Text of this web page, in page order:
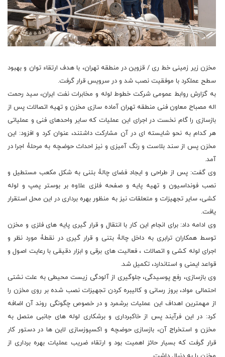
مخزن زیر زمینی خط ری / قزوین در منطقه تهران، با هدف ارتقاء توان و بهبود
سطح عملکرد با موفقیت نصب شد و در سرویس قرار گرفت.
به گزارش روابط عمومی شرکت خطوط لوله و مخابرات نفت ایران، سید رحمت
اله مصباح معاون فنی منطقه تهران آماده سازی مخزن و تهیه اتصالات پس از
بازسازی را گام نخست در اجرای این عملیات که سایر واحدهای فنی و عملیاتی
هر کدام به نحو شایسته ای در آن مشارکت داشتند، عنوان کرد و افزود: این
مخزن پس از سند بلاست و رنگ آمیزی و نیز احداث حوضچه به مرحلۀ اجرا در
آمد.
وی گفت: پس از طراحی و ایجاد فضای چالۀ بتنی به شکل مکعب مستطیل و
نصب فونداسیون و تهیه پایه و صفحه فلزی علاوه بر بوستر پمپ و لوله
کشی، سایر تجهیزات و متعلقات نیز به منظور بهره برداری در این محل استقرار
یافت.
وی ادامه داد: برای انجام این کار با انتقال و قرار گیری پایه های فلزی و مخزن
توسط همکاران ترابری به داخل چالۀ بتنی و قرار گیری در نقطۀ مورد نظر و
اجرای لوله کشی و اتصالات ، فعالیت های برقی و ابزار دقیقی با رعایت اصول و
قواعد ایمنی و استاندارد، تکمیل شد.
وی بازسازی، رفع پوسیدگی، جلوگیری از آلودگی زیست محیطی به علت نشتی
احتمالی مواد، بروز رسانی و کالیبره کردن تجهیزات نصب شده بر روی مخزن را
از مهمترین اهداف این عملیات برشمرد و در خصوص چگونگی روند آن اضافه
کرد: در این فرآیند پس از خاکبرداری و برشکاری لوله های جانبی متصل به
مخزن و استخراج آن، بازسازی حوضچه و اکسپوزسازی لاین ها در دستور کار
قرار گرفت که بسیار حائز اهمیت بود و ارتقاء ضریب عملیات بهره برداری از